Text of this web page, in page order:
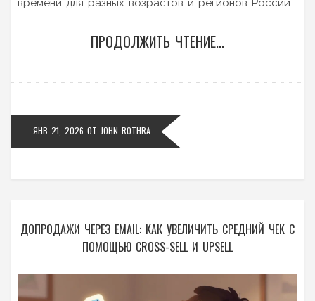
времени для разных возрастов и регионов России.
ПРОДОЛЖИТЬ ЧТЕНИЕ...
ЯНВ 21, 2026 ОТ JOHN ROTHRA
ДОПРОДАЖИ ЧЕРЕЗ EMAIL: КАК УВЕЛИЧИТЬ СРЕДНИЙ ЧЕК С
ПОМОЩЬЮ CROSS-SELL И UPSELL